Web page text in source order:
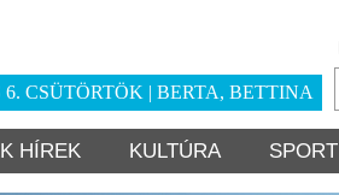
6. CSÜTÖRTÖK | BERTA, BETTINA
HÍREK KULTÚRA SPORT